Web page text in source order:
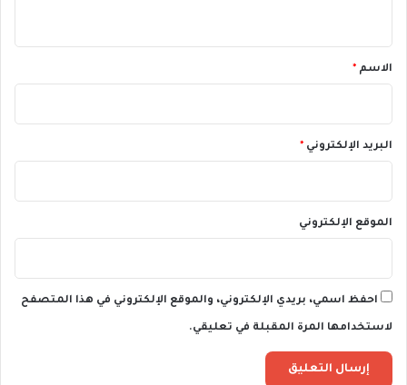
*الاسم *
البريد الإلكتروني *
الموقع الإلكتروني
احفظ اسمي، بريدي الإلكتروني، والموقع الإلكتروني في هذا المتصفح
لاستخدامها المرة المقبلة في تعليقي.